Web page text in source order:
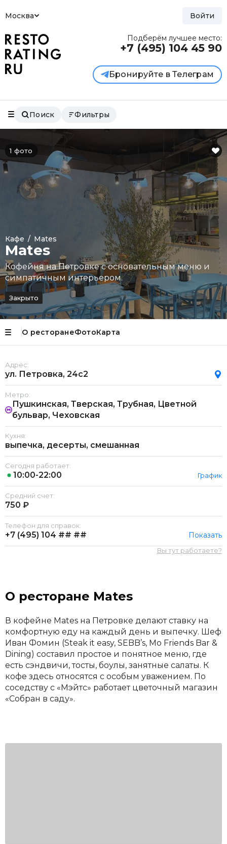
Москва Войти
Подберём лучшее место:
+7 (495) 104 45 90
Бронируйте в Телеграм
Поиск Фильтры
1 фото
Кафе / Mates
Mates
Кофейня на Петровке с основательным меню и
симпатичным интерьером.
Закрыто
О ресторанеФотоКарта
Адрес:
ул. Петровка, 24с2
Метро:
Пушкинская, Тверская, Трубная, Цветной
бульвар, Чеховская
Кухня:
выпечка, десерты, смешанная
Сегодня работает:
10:00-22:00 График
Средний счет:
750 ₽
Телефон для справок:
+7 (495) 104 ## ## Показать
Вы тут работаете?
О ресторане Mates
В кофейне Mates на Петровке делают ставку на
комфортную еду на каждый день и выпечку. Шеф
Иван Фомин (Steak it easy, SEBB’s, Mo Friends Bar &
Dining) составил простое и понятное меню, где
есть сэндвичи, тосты, боулы, занятные салаты. К
кофе здесь относятся с особым уважением. По
соседству с «Мэйтс» работает цветочный магазин
«Собран в саду».